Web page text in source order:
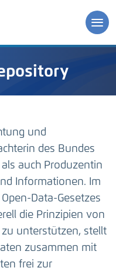
und
des Bundes
auch Produzentin
Informationen. Im
Data-Gesetzes
die Prinzipien von
zu unterstützen, stellt
zusammen mit
frei zur